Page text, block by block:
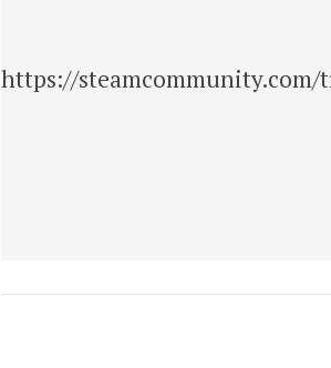
https://steamcommunity.com/